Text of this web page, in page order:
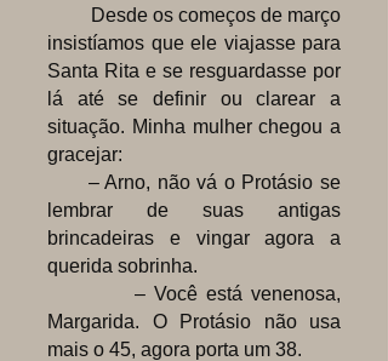
Desde os começos de março
insistíamos que ele viajasse para
Santa Rita e se resguardasse por
lá até se definir ou clarear a
situação. Minha mulher chegou a
gracejar:
– Arno, não vá o Protásio se
lembrar de suas antigas
brincadeiras e vingar agora a
querida sobrinha.
– Você está venenosa,
Margarida. O Protásio não usa
mais o 45, agora porta um 38.